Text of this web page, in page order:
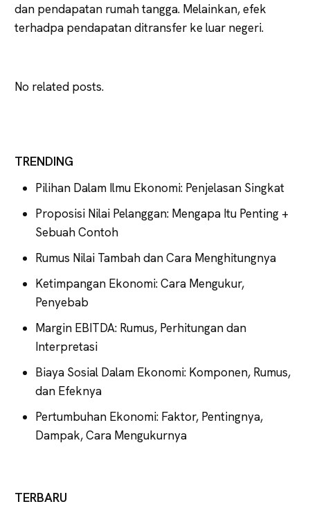
dan pendapatan rumah tangga. Melainkan, efek
terhadpa pendapatan ditransfer ke luar negeri.
No related posts.
TRENDING
Pilihan Dalam Ilmu Ekonomi: Penjelasan Singkat
Proposisi Nilai Pelanggan: Mengapa Itu Penting +
Sebuah Contoh
Rumus Nilai Tambah dan Cara Menghitungnya
Ketimpangan Ekonomi: Cara Mengukur,
Penyebab
Margin EBITDA: Rumus, Perhitungan dan
Interpretasi
Biaya Sosial Dalam Ekonomi: Komponen, Rumus,
dan Efeknya
Pertumbuhan Ekonomi: Faktor, Pentingnya,
Dampak, Cara Mengukurnya
TERBARU